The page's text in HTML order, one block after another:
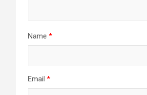
Name *
Email *